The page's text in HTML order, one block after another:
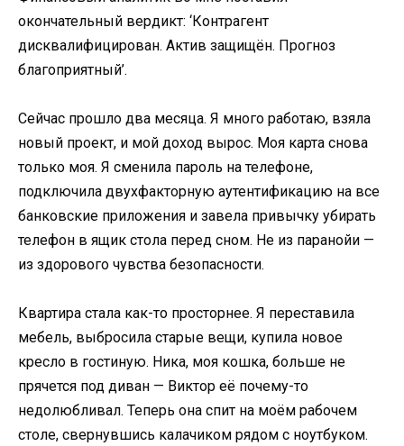
окончательный вердикт: ‘Контрагент
дисквалифицирован. Актив защищён. Прогноз
благоприятный’.
Сейчас прошло два месяца. Я много работаю, взяла
новый проект, и мой доход вырос. Моя карта снова
только моя. Я сменила пароль на телефоне,
подключила двухфакторную аутентификацию на все
банковские приложения и завела привычку убирать
телефон в ящик стола перед сном. Не из паранойи —
из здорового чувства безопасности.
Квартира стала как-то просторнее. Я переставила
мебель, выбросила старые вещи, купила новое
кресло в гостиную. Ника, моя кошка, больше не
прячется под диван — Виктор её почему-то
недолюбливал. Теперь она спит на моём рабочем
столе, свернувшись калачиком рядом с ноутбуком.